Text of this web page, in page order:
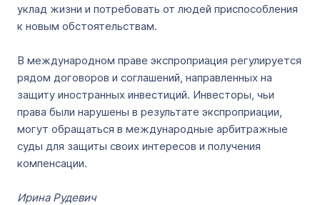
уклад жизни и потребовать от людей приспособления
к новым обстоятельствам.
В международном праве экспроприация регулируется
рядом договоров и соглашений, направленных на
защиту иностранных инвестиций. Инвесторы, чьи
права были нарушены в результате экспроприации,
могут обращаться в международные арбитражные
суды для защиты своих интересов и получения
компенсации.
Ирина Рудевич